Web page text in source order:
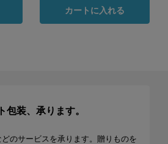
カートに入れる
包装、承ります。
のサービスを承ります。贈りものを